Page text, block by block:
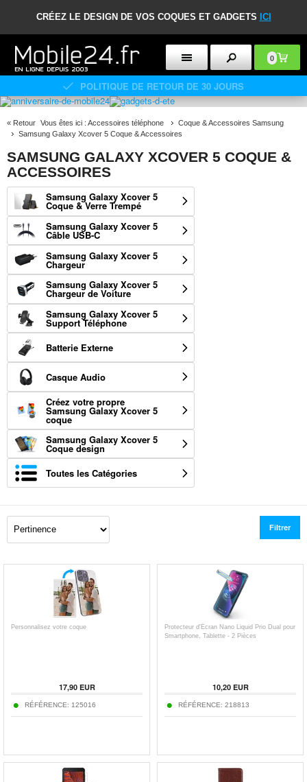
CRÉEZ LE DESIGN DE VOS COQUES ET GADGETS ICI
0
POLITIQUE DE RETOUR DE 30 JOURS
« Retour Vous êtes ici : Accessoires téléphone
Coque & Accessoires Samsung
Samsung Galaxy Xcover 5 Coque & Accessoires
SAMSUNG GALAXY XCOVER 5 COQUE &
ACCESSOIRES
Samsung Galaxy Xcover 5
Coque & Verre Trempé
Samsung Galaxy Xcover 5
Câble USB-C
Samsung Galaxy Xcover 5
Chargeur
Samsung Galaxy Xcover 5
Chargeur de Voiture
Samsung Galaxy Xcover 5
Support Téléphone
Batterie Externe
Casque Audio
Créez votre propre
Samsung Galaxy Xcover 5
coque
Samsung Galaxy Xcover 5
Coque design
Toutes les Catégories
Filtrer
Personnalisez votre coque
17,90EUR
RÉFÉRENCE: 125016
Protecteur d'Écran Nano Liquid Prio Dual pour
Smartphone, Tablette - 2 Pièces
10,20EUR
RÉFÉRENCE: 218813